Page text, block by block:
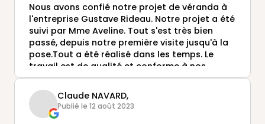
Nous avons confié notre projet de véranda à
l'entreprise Gustave Rideau. Notre projet a été
suivi par Mme Aveline. Tout s'est très bien
passé, depuis notre première visite jusqu'à la
pose.Tout a été réalisé dans les temps. Le
travail est de qualité et conforme à nos
attentes.
Claude NAVARD,
Publié le 12 août 2023